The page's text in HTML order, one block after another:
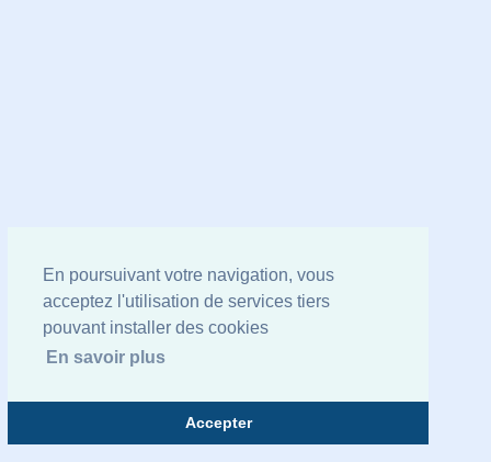
En poursuivant votre navigation, vous
acceptez l'utilisation de services tiers
pouvant installer des cookies
En savoir plus
Accepter